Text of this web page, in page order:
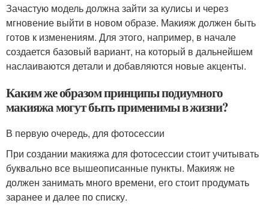
Зачастую модель должна зайти за кулисы и через
мгновение выйти в новом образе. Макияж должен быть
готов к изменениям. Для этого, например, в начале
создается базовый вариант, на который в дальнейшем
наслаиваются детали и добавляются новые акценты.
Каким же образом принципы подиумного
макияжа могут быть применимы в жизни?
В первую очередь, для фотосессии
При создании макияжа для фотосессии стоит учитывать
буквально все вышеописанные пункты. Макияж не
должен занимать много времени, его стоит продумать
заранее и далее по списку.